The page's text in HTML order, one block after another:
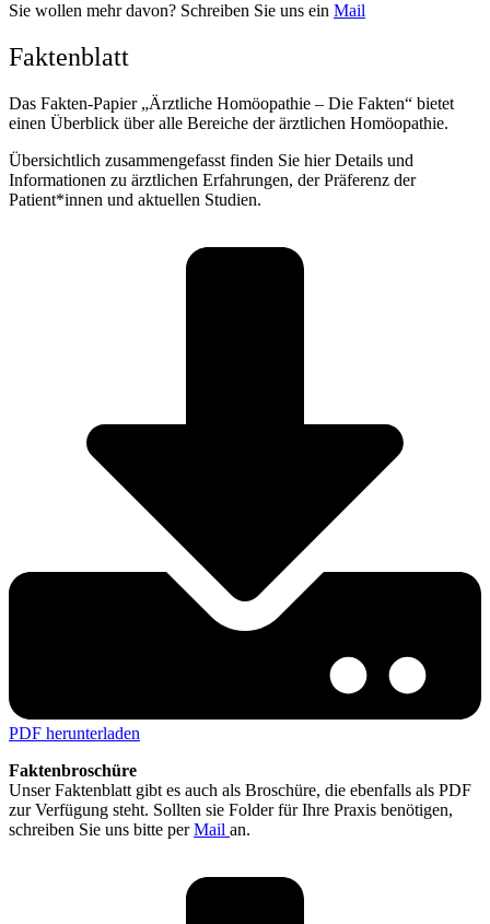
Sie wollen mehr davon? Schreiben Sie uns ein Mail
Faktenblatt
Das Fakten-Papier „Ärztliche Homöopathie – Die Fakten“ bietet
einen Überblick über alle Bereiche der ärztlichen Homöopathie.
Übersichtlich zusammengefasst finden Sie hier Details und
Informationen zu ärztlichen Erfahrungen, der Präferenz der
Patient*innen und aktuellen Studien.
PDF herunterladen
Faktenbroschüre
Unser Faktenblatt gibt es auch als Broschüre, die ebenfalls als PDF
zur Verfügung steht. Sollten sie Folder für Ihre Praxis benötigen,
schreiben Sie uns bitte perMail an.